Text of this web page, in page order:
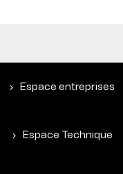
Espace entreprises
Espace Technique